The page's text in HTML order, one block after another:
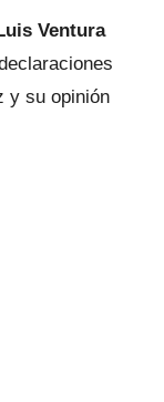
Ventura
y su opinión